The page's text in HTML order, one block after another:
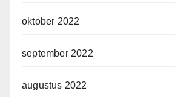
oktober 2022
september 2022
augustus 2022